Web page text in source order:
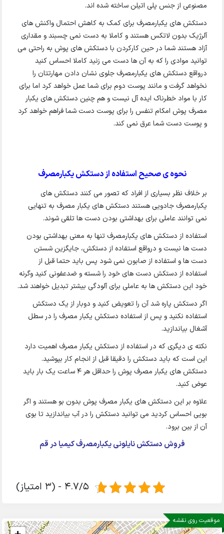
مصنوعی از جنس پلی اتیلن ساخته شده اند.
دستکش های یکبارمصرف برای کمک به کاهش احتمال واکنش های
آلرژیک بدون لاتکس هستند و کاملا به دست نمی چسبند و مقداری
آزاد هستند شما در حین کارکردن با دستکش های پوش به راحتی می
توانید موادی را که به آن ها دست می زنید کاملا احساس کنید
درواقع دستکش های یکبارمصرف جلوی نشان دادن مهارتتان را
نخواهد گرفت و مانند پوست دوم برای شما عمل خواهد کرد اما برای
کار با مواد خطرناک ایده آل نیست و هم چنین دستکش های یکبار
مصرف پوش امکام تنفس را برای پوست دست شما فراهم خواهد کرد
و پوست دست شما عرق نمی کند.
نحوه ی صحیح استفاده از دستکش یکبارمصرف
بر خلاف نظر بسیاری از افراد که تصور می کنند دستکش های
یکبارمصرف جادویی هستند دستکش های یکبار مصرف به تنهایی
نمی توانند عاملی برای بهداشتی بودن دست ها تلقی شوند.
استفاده از دستکش های یکبارمصرف تنها به معنی بهداشتی بودن
دست ها نیست و درواقع استفاده از دستکش، جایگزین شستن
دست ها و استفاده از صابون نمی شود پس باید حتما قبل از
استفاده از دستکش دست های خود را شسته و ضدعفونی کنید وگرنه
خود این دستکش ها به عاملی برای آلودگی بیشتر تبدیل خواهند شد.
اگر دستکش پاره شد آن را تعویض کنید و دوبار از یک دستکش
استفاده نکنید و پس از استفاده دستکش یکبار مصرف را در سطل
آشغال بیاندازید.
نکته ی دیگری که در استفاده از دستکش یکبار مصرف اهمیت دارد
این است که باید دستکش را دقیقا قبل از انجام کار بپوشید.
دستکش های یکبار مصرف پوش را حداقل هر 4 ساعت یک بار باید
عوض کنید.
علاوه بر این دستکش های یکبار مصرف پوش بدون بو هستند و اگر
بویی احساس کردید می توانید دستکش را در آب بیاندازید تا بوی
آن از بین برود.
فروش دستکش نایلونی یکبارمصرف کیمیا در قم
4.7/5 - (3 امتیاز)
موقعیت روی نقشه